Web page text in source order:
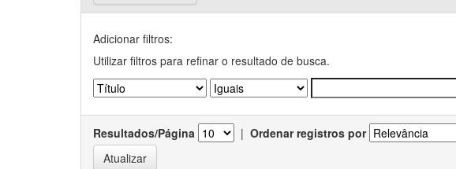
Adicionar filtros:
Utilizar filtros para refinar o resultado de busca.
Resultados/Página | Ordenar registros por